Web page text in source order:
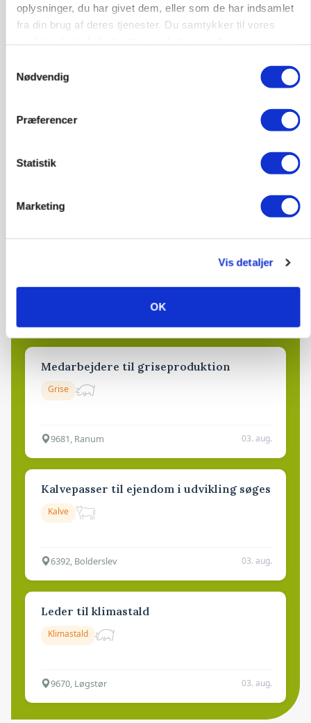
oplysninger, du har givet dem, eller som de har indsamlet
fra din brug af deres tjenester. Du samtykker til vores
Nødvendig
Præferencer
Statistik
Marketing
Vis detaljer
OK
Trainee placement Ringkøbing
6950, Ringkøbing 06. aug.
Rørlægger / håndmand søges til
Anlæg
06. aug.
Lastbilchauffør søges til Henrik Haves
Medarbejdere til griseproduktion
Grise
9681, Ranum 03. aug.
Kalvepasser til ejendom i udvikling søges
Kalve
6392, Bolderslev 03. aug.
Leder til klimastald
Klimastald
9670, Løgstør 03. aug.